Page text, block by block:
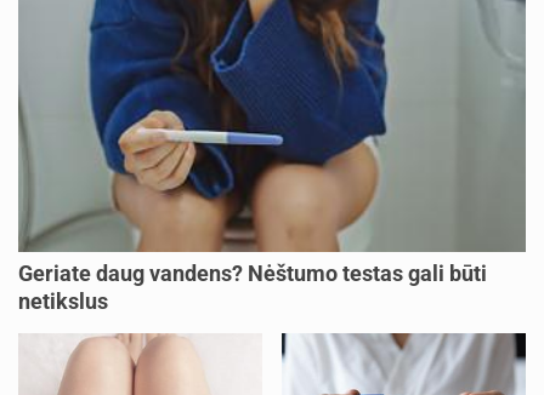
Geriate daug vandens? Nėštumo testas gali būti
netikslus